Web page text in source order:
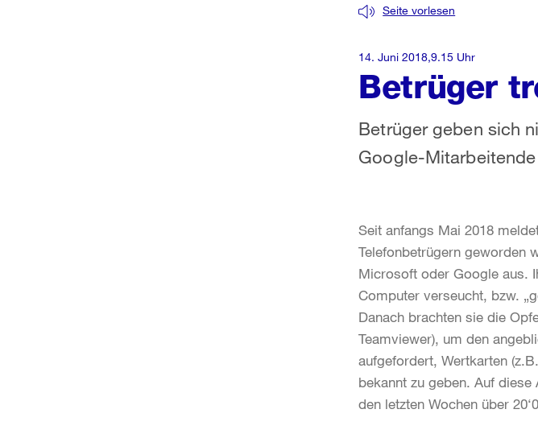
Betrüger
Seite vorlesen
Betrüger geben sich
Google-
14. Juni 2018,9.15 Uhr
Seit anfangs Mai 2018
Telefonbetrügern geworden
Microsoft oder Google aus.
Computer verseucht, bzw.
Danach brachten sie die
Teamviewer), um den
aufgefordert, Wertkarten
bekannt zu geben. Auf diese
den letzten Wochen über